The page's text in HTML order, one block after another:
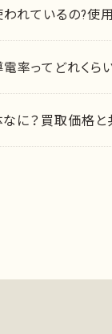
れているの?使
率ってどれくら
に？買取価格と